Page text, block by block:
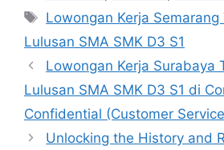
Tag
Lowongan Kerja
Lulusan SMA SMK D3 S1
Lowongan Kerja Surabaya
Lulusan SMA SMK D3 S1 di
Confidential (Customer
Unlocking the History and